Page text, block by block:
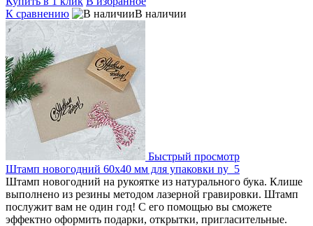
К сравнению
В наличии
Быстрый просмотр
Штамп новогодний 60х40 мм для упаковки ny_5
Штамп новогодний на рукоятке из натурального бука. Клише
выполнено из резины методом лазерной гравировки. Штамп
послужит вам не один год! С его помощью вы сможете
эффектно оформить подарки, открытки, пригласительные.